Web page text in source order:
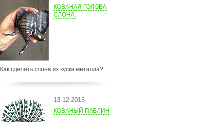
КОВАНАЯ ГОЛОВА
СЛОНА.
Как сделать слона из куска металла?
13.12.2015
КОВАНЫЙ ПАВЛИН